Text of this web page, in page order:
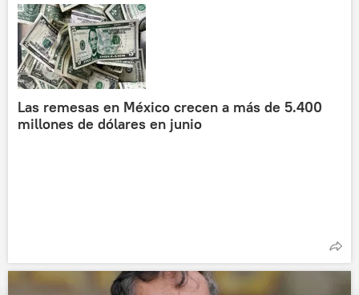
Las remesas en México crecen a más de 5.400
millones de dólares en junio